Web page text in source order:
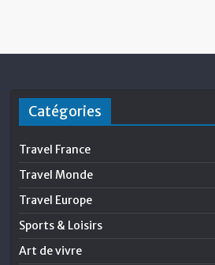
Catégories
Travel France
Travel Monde
Travel Europe
Sports & Loisirs
Art de vivre